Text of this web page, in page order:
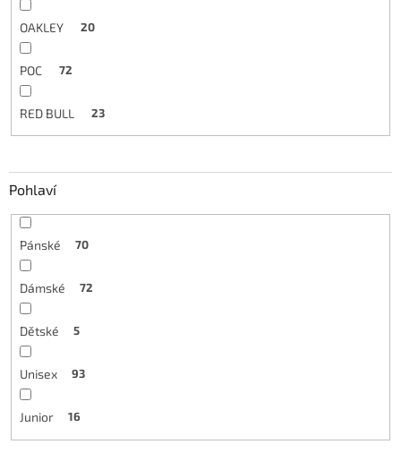
OAKLEY 20
POC 72
RED BULL 23
Pohlaví
Pánské 70
Dámské 72
Dětské 5
Unisex 93
Junior 16